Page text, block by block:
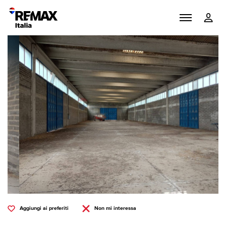
Aggiungi ai preferiti Non mi interessa